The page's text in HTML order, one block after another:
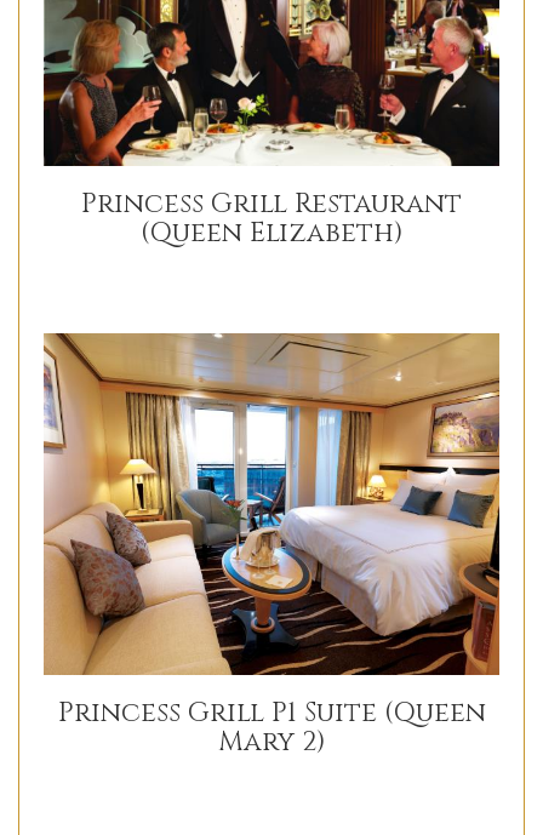
Princess Grill Restaurant
(Queen Elizabeth)
Princess Grill P1 Suite (Queen
Mary 2)